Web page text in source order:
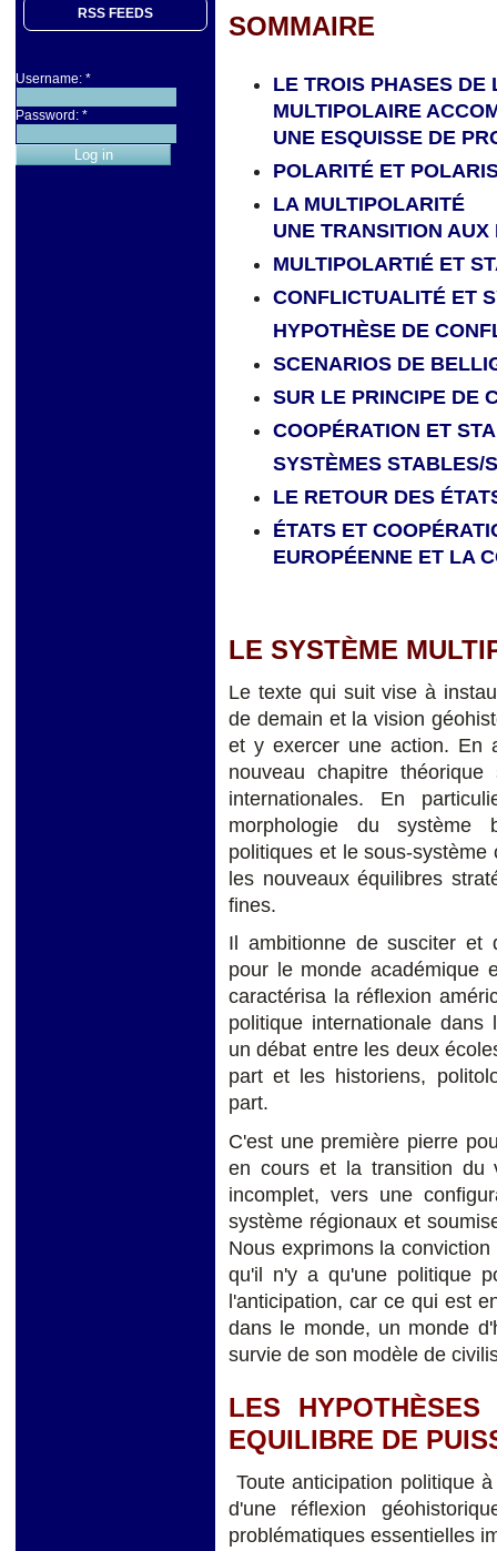
RSS FEEDS
Username: *
Password: *
SOMMAIRE
LE TROIS PHASES DE
MULTIPOLAIRE
UNE ESQUISSE DE
POLARITÉ ET
LA MULTIPOLARITÉ
UNE TRANSITION
MULTIPOLARTIÉ ET
CONFLICTUALITÉ ET
HYPOTHÈSE DE
SCENARIOS DE
SUR LE PRINCIPE DE
COOPÉRATION ET
SYSTÈMES STABLES/
LE RETOUR DES
ÉTATS ET
EUROPÉENNE ET LA
LE SYSTÈME
Le texte qui suit vise à
de demain et la vision
et y exercer une action. En
nouveau chapitre
internationales. En
morphologie du système
politiques et le sous-
les nouveaux équilibres
fines.
Il ambitionne de susciter et
pour le monde académique
caractérisa la réflexion
politique internationale
un débat entre les deux
part et les historiens,
part.
C'est une première pierre
en cours et la transition du
incomplet, vers une
système régionaux et
Nous exprimons la
qu'il n'y a qu'une politique
l'anticipation, car ce qui est
dans le monde, un monde
survie de son modèle de
LES
EQUILIBRE DE
Toute anticipation politique
d'une réflexion
problématiques essentielles